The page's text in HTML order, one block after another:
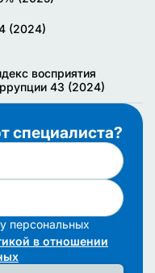
(2024)
восприятия
43 (2024)
специалиста?
персональных
в отношении